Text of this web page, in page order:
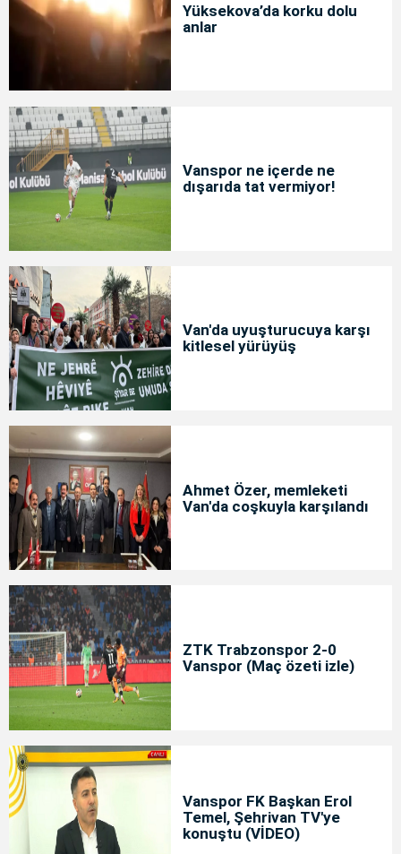
Yüksekova’da korku dolu
anlar
Vanspor ne içerde ne
dışarıda tat vermiyor!
Van'da uyuşturucuya karşı
kitlesel yürüyüş
Ahmet Özer, memleketi
Van'da coşkuyla karşılandı
ZTK Trabzonspor 2-0
Vanspor (Maç özeti izle)
Vanspor FK Başkan Erol
Temel, Şehrivan TV'ye
konuştu (VİDEO)